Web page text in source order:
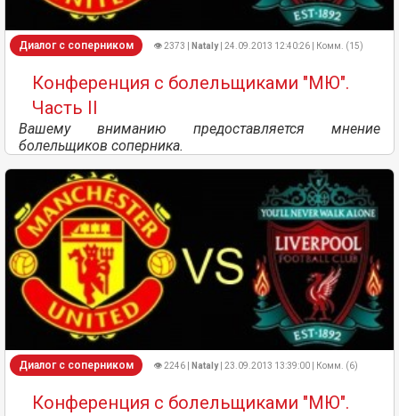
Диалог с соперником 👁 2373 | Nataly| 24.09.2013 12:40:26 | Комм. (15)
Конференция с болельщиками "МЮ".
Часть II
Вашему вниманию предоставляется мнение
болельщиков соперника.
Диалог с соперником 👁 2246 | Nataly| 23.09.2013 13:39:00 | Комм. (6)
Конференция с болельщиками "МЮ".